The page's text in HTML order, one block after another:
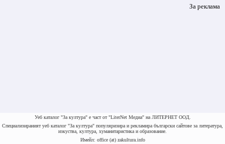
За реклама
Уеб каталог "За култура" е част от "LiterNet Медиа" на ЛИТЕРНЕТ ООД.
Специализираният уеб каталог "За култура" популяризира и рекламира български сайтове за литература,
изкуства, култура, хуманитаристика и образование.
Имейл: office (at) zakultura.info